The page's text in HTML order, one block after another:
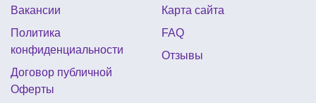
атрибуты ковбойской вечеринки
воздушные шары латексные шары
вечеринка в стиле клоунов
Вакансии
Политика
конфиденциальности
Договор публичной
Оферты
Карта сайта
FAQ
Отзывы